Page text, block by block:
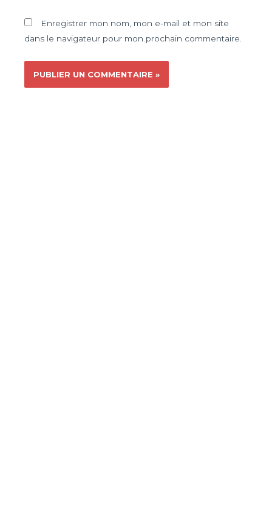
Enregistrer mon nom, mon e-mail et mon site
dans le navigateur pour mon prochain commentaire.